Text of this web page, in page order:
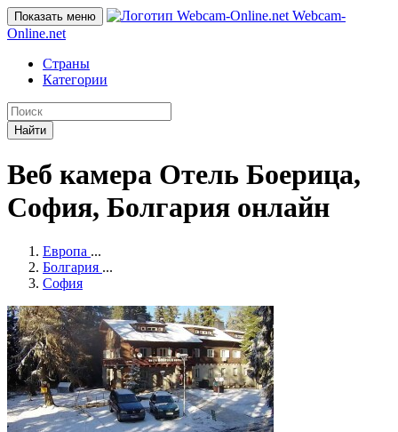
Показать меню
Webcam-
Online.net
Страны
Категории
Найти
Веб камера Отель Боерица,
София, Болгария онлайн
Европа ...
Болгария ...
София